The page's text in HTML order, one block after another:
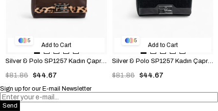
5
Silver & Polo SP1257 Kadın Çapraz Çanta Düz Kahve-Leopar Taba
$44.67
$81.86
Add to Cart
5
Silver & Polo SP1257 Kadın Çapraz Çanta Fashion Siyah
$44.67
$81.86
Add to Cart
Sign up for our E-mail Newsletter
Send